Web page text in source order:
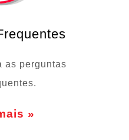
as perguntas
»